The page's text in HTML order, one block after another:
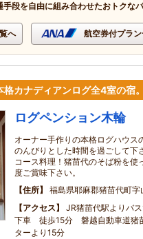
手段を自由に組み合わせたおトクな
へ 航空券付プラ
カナディアンログ全4室の宿
ログペンション木輪
オーナー手作りの本格ログハウス
のんびりとした時間を過ごして下
コース料理！猪苗代のそば粉を使
度ご賞味下さい。
住所
福島県耶麻郡猪苗代町
アクセス
JR猪苗代駅よりバ
下車 徒歩15分 磐越自動車道猪
ターより15分